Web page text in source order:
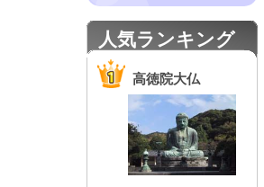
人気ランキング
高徳院大仏